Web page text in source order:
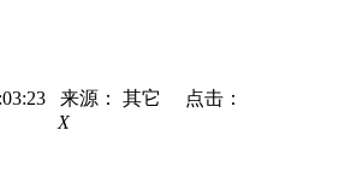
来源： 其它 点击：
X